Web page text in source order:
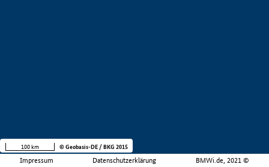
Impressum Datenschutzerklärung BMWi.de, 2021 ©
100 km © Geobasis-DE / BKG 2015